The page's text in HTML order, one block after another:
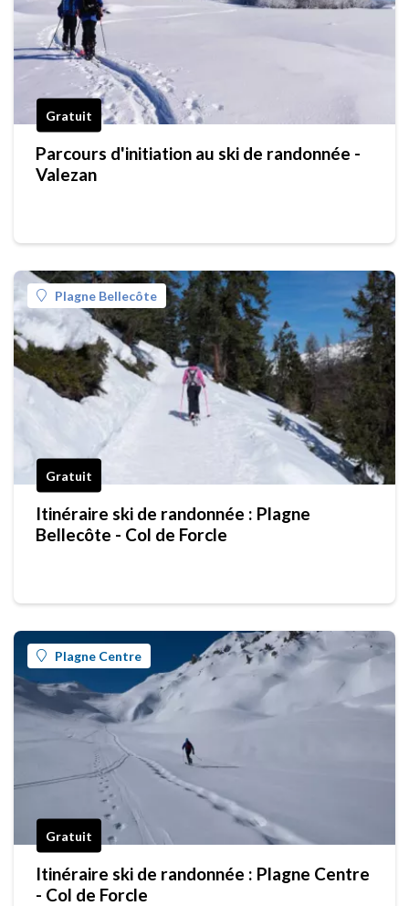
Gratuit
Parcours d'initiation au ski de randonnée -
Valezan
Plagne Bellecôte
Gratuit
Itinéraire ski de randonnée : Plagne
Bellecôte - Col de Forcle
Plagne Centre
Gratuit
Itinéraire ski de randonnée : Plagne Centre
- Col de Forcle